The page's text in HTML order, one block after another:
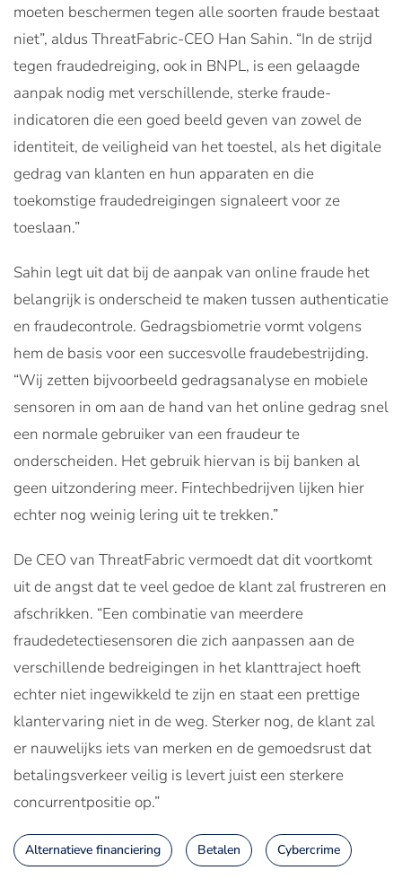
moeten beschermen tegen alle soorten fraude bestaat
niet”, aldus ThreatFabric-CEO Han Sahin. “In de strijd
tegen fraudedreiging, ook in BNPL, is een gelaagde
aanpak nodig met verschillende, sterke fraude-
indicatoren die een goed beeld geven van zowel de
identiteit, de veiligheid van het toestel, als het digitale
gedrag van klanten en hun apparaten en die
toekomstige fraudedreigingen signaleert voor ze
toeslaan.”
Sahin legt uit dat bij de aanpak van online fraude het
belangrijk is onderscheid te maken tussen authenticatie
en fraudecontrole. Gedragsbiometrie vormt volgens
hem de basis voor een succesvolle fraudebestrijding.
“Wij zetten bijvoorbeeld gedragsanalyse en mobiele
sensoren in om aan de hand van het online gedrag snel
een normale gebruiker van een fraudeur te
onderscheiden. Het gebruik hiervan is bij banken al
geen uitzondering meer. Fintechbedrijven lijken hier
echter nog weinig lering uit te trekken.”
De CEO van ThreatFabric vermoedt dat dit voortkomt
uit de angst dat te veel gedoe de klant zal frustreren en
afschrikken. “Een combinatie van meerdere
fraudedetectiesensoren die zich aanpassen aan de
verschillende bedreigingen in het klanttraject hoeft
echter niet ingewikkeld te zijn en staat een prettige
klantervaring niet in de weg. Sterker nog, de klant zal
er nauwelijks iets van merken en de gemoedsrust dat
betalingsverkeer veilig is levert juist een sterkere
concurrentpositie op.”
Alternatieve financiering Betalen Cybercrime